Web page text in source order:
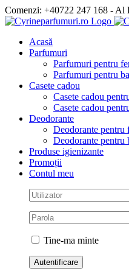
Skip
to
Comenzi: +40722 247 168 - Al
Facebook
Acasă
Parfumuri
Parfumuri pentru
Parfumuri pentru
Casete cadou
Casete cadou
Casete cadou
Deodorante
Deodorante pentru
Deodorante pentru
Produse igienizante
Promoții
Contul meu
Tine-ma minte